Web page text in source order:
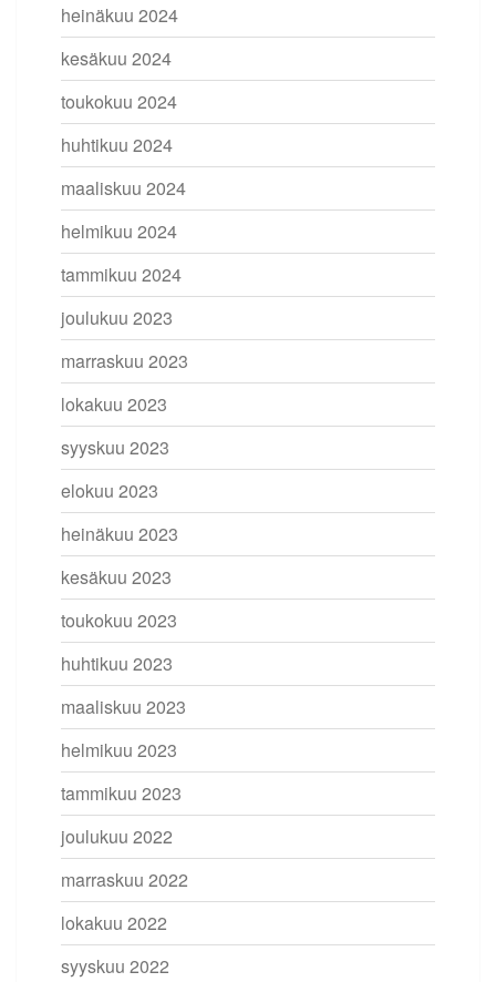
heinäkuu 2024
kesäkuu 2024
toukokuu 2024
huhtikuu 2024
maaliskuu 2024
helmikuu 2024
tammikuu 2024
joulukuu 2023
marraskuu 2023
lokakuu 2023
syyskuu 2023
elokuu 2023
heinäkuu 2023
kesäkuu 2023
toukokuu 2023
huhtikuu 2023
maaliskuu 2023
helmikuu 2023
tammikuu 2023
joulukuu 2022
marraskuu 2022
lokakuu 2022
syyskuu 2022